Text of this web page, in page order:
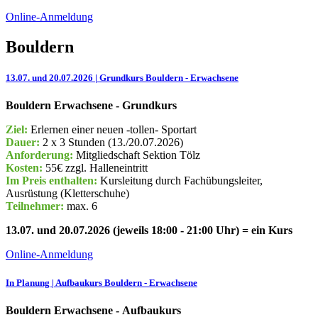
Online-Anmeldung
Bouldern
13.07. und 20.07.2026 | Grundkurs Bouldern - Erwachsene
Bouldern Erwachsene - Grundkurs
Ziel: Erlernen einer neuen -tollen- Sportart
Dauer: 2 x 3 Stunden (13./20.07.2026)
Anforderung: Mitgliedschaft Sektion Tölz
Kosten: 55€ zzgl. Halleneintritt
Im Preis enthalten: Kursleitung durch Fachübungsleiter,
Ausrüstung (Kletterschuhe)
Teilnehmer: max. 6
13.07. und 20.07.2026 (jeweils 18:00 - 21:00 Uhr) = ein Kurs
Online-Anmeldung
In Planung | Aufbaukurs Bouldern - Erwachsene
Bouldern Erwachsene - Aufbaukurs